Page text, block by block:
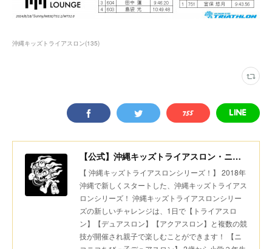
沖縄キッズトライアスロン(135)
【公式】沖縄キッズトライアスロン・ニコニコちびっ子デュアスロン・美ら島スポーツ
【 沖縄キッズトライアスロンシリーズ！】 2018年
沖縄で新しくスタートした、沖縄キッズトライアス
ロンシリーズ！ 沖縄キッズトライアスロンシリー
ズの新しいチャレンジは、1日で【トライアスロ
ン】【デュアスロン】【アクアスロン】と複数の競
技が開催され親子で楽しむことができます！ 【ニ